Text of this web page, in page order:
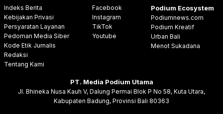
Indeks Berita
Kebijakan Privasi
Persyaratan Layanan
Pedoman Media Siber
Kode Etik Jurnalis
Redaksi
Tentang Kami
Facebook
Instagram
TikTok
Youtube
Podium Ecosystem
Podiumnews.com
Podium Kreatif
Urban Bali
Menot Sukadana
PT. Media Podium Utama
Jl. Bhineka Nusa Kauh V, Dalung Permai Blok P No 58, Kuta Utara,
Kabupaten Badung, Provinsi Bali 80363